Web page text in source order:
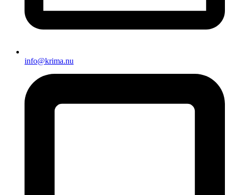
info@krima.nu